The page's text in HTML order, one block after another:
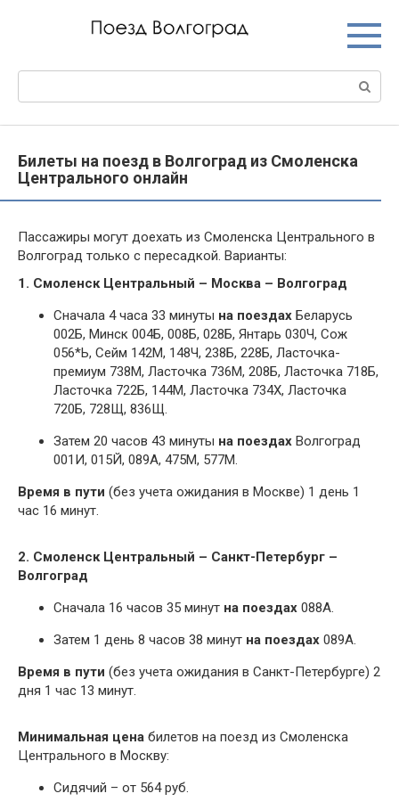
Билеты на поезд в Волгоград из Смоленска
Центрального онлайн
Пассажиры могут доехать из Смоленска Центрального в
Волгоград только с пересадкой. Варианты:
1. Смоленск Центральный – Москва – Волгоград
Сначала 4 часа 33 минуты на поездах Беларусь
002Б, Минск 004Б, 008Б, 028Б, Янтарь 030Ч, Сож
056*Ь, Сейм 142М, 148Ч, 238Б, 228Б, Ласточка-
премиум 738М, Ласточка 736М, 208Б, Ласточка 718Б,
Ласточка 722Б, 144М, Ласточка 734Х, Ласточка
720Б, 728Щ, 836Щ.
Затем 20 часов 43 минуты на поездах Волгоград
001И, 015Й, 089А, 475М, 577М.
Время в пути (без учета ожидания в Москве) 1 день 1
час 16 минут.
2. Смоленск Центральный – Санкт-Петербург –
Волгоград
Сначала 16 часов 35 минут на поездах 088А.
Затем 1 день 8 часов 38 минут на поездах 089А.
Время в пути (без учета ожидания в Санкт-Петербурге) 2
дня 1 час 13 минут.
Минимальная цена билетов на поезд из Смоленска
Центрального в Москву:
Сидячий – от 564 руб.